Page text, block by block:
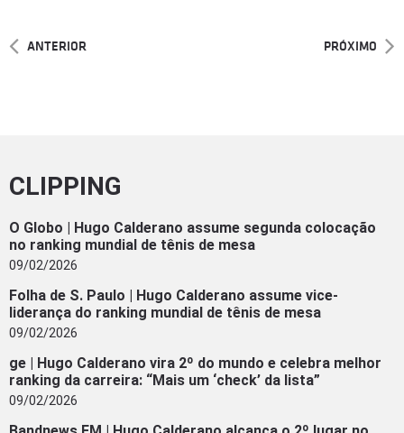
ANTERIOR PRÓXIMO
CLIPPING
O Globo | Hugo Calderano assume segunda colocação
no ranking mundial de tênis de mesa
09/02/2026
Folha de S. Paulo | Hugo Calderano assume vice-
liderança do ranking mundial de tênis de mesa
09/02/2026
ge | Hugo Calderano vira 2º do mundo e celebra melhor
ranking da carreira: “Mais um ‘check’ da lista”
09/02/2026